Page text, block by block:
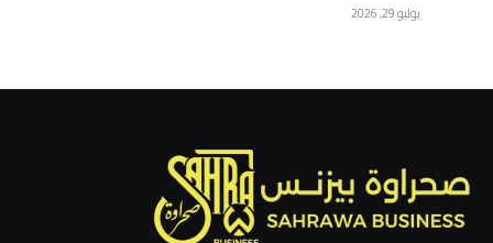
يوليو 29, 2026